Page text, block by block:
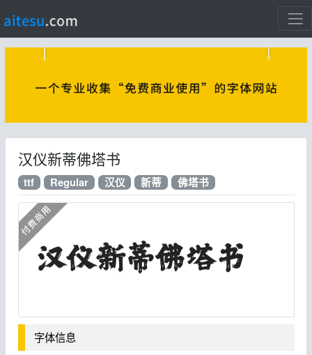
汉仪新蒂佛塔书
ttf Regular 汉仪 新蒂 佛塔书
字体信息